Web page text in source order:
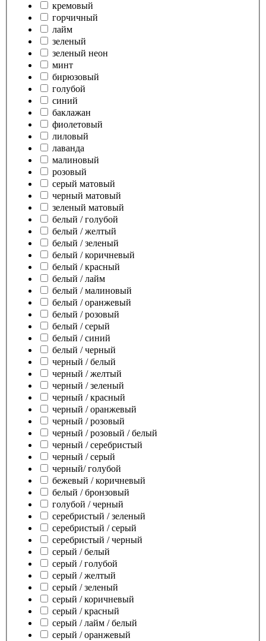
кремовый
горчичный
лайм
зеленый
зеленый неон
минт
бирюзовый
голубой
синий
баклажан
фиолетовый
лиловый
лаванда
малиновый
розовый
серый матовый
черный матовый
зеленый матовый
белый / голубой
белый / желтый
белый / зеленый
белый / коричневый
белый / красный
белый / лайм
белый / малиновый
белый / оранжевый
белый / розовый
белый / серый
белый / синий
белый / черный
черный / белый
черный / желтый
черный / зеленый
черный / красный
черный / оранжевый
черный / розовый
черный / розовый / белый
черный / серебристый
черный / серый
черный/ голубой
бежевый / коричневый
белый / бронзовый
голубой / черный
серебристый / зеленый
серебристый / серый
серебристый / черный
серый / белый
серый / голубой
серый / желтый
серый / зеленый
серый / коричневый
серый / красный
серый / лайм / белый
серый / оранжевый